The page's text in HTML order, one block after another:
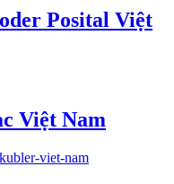
Posital Việt
Việt Nam